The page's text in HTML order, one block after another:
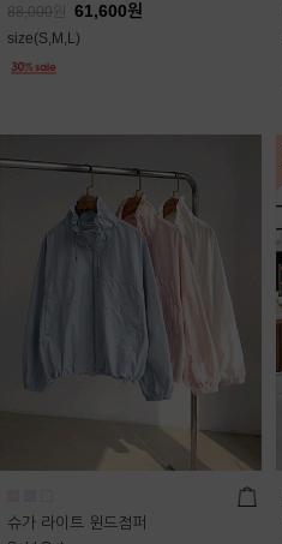
88,000 61,600원
size(S,M,L)
슈가 라이트 윈드점퍼